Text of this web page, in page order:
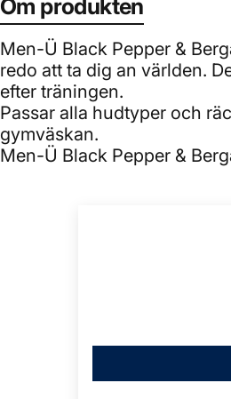
Om produkten
Men-Ü Black Pepper &
redo att ta dig an världen.
efter träningen.
Passar alla hudtyper och
gymväskan.
Men-Ü Black Pepper &